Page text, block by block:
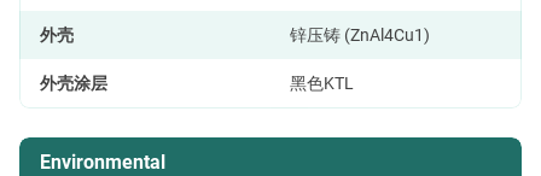
外壳 锌压铸 (ZnAl4Cu1)
外壳涂层 黑色KTL
Environmental